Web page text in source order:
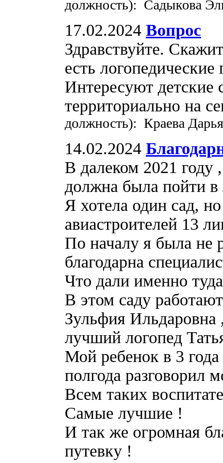
должность): Садыкова
17.02.2024 Вопрос
Здравствуйте.
есть логопедические
Интересуют детские
территориально на
должность): Краева
14.02.2024
В далеком 2021 году
должна была пойти в
Я хотела один сад,
авиастроителей 13
По началу я была не
благодарна
Что дали именно
В этом саду
Зульфия
лучший логопед
Мой ребенок в 3 года
полгода разговорил
Всем таких
Самые лучшие !
И так же огромная
путевку !